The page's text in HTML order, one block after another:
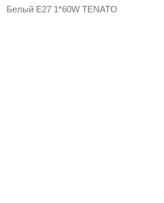
Белый E27 1*60W TENATO